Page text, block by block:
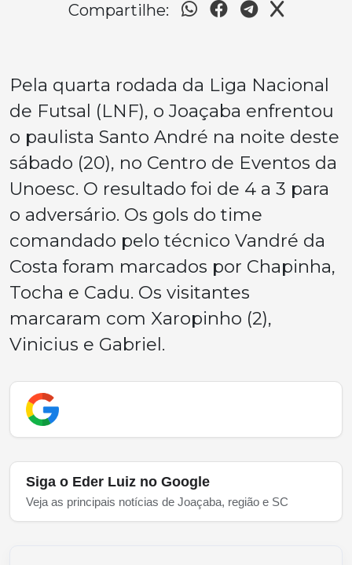
Compartilhe:
Pela quarta rodada da Liga Nacional
de Futsal (LNF), o Joaçaba enfrentou
o paulista Santo André na noite deste
sábado (20), no Centro de Eventos da
Unoesc. O resultado foi de 4 a 3 para
o adversário. Os gols do time
comandado pelo técnico Vandré da
Costa foram marcados por Chapinha,
Tocha e Cadu. Os visitantes
marcaram com Xaropinho (2),
Vinicius e Gabriel.
Siga o Eder Luiz no Google
Veja as principais notícias de Joaçaba, região e SC